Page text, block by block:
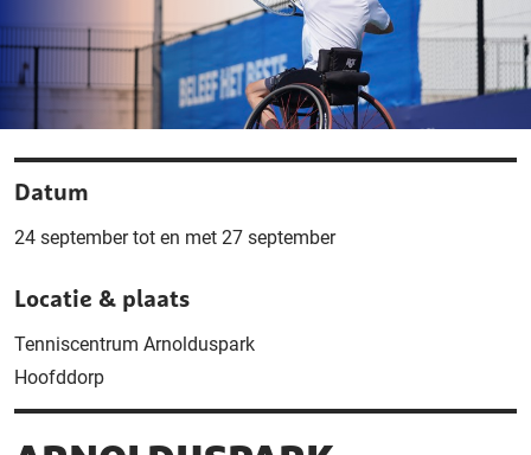
Datum
24 september tot en met 27 september
Locatie & plaats
Tenniscentrum Arnolduspark
Hoofddorp